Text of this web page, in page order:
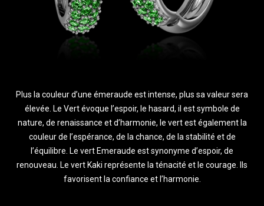
Plus la couleur d’une émeraude est intense, plus sa valeur sera
élevée. Le Vert évoque l’espoir, le hasard, il est symbole de
nature, de renaissance et d’harmonie, le vert est également la
couleur de l’espérance, de la chance, de la stabilité et de
l’équilibre. Le vert Emeraude est synonyme d’espoir, de
renouveau. Le vert Kaki représente la ténacité et le courage. Ils
favorisent la confiance et l’harmonie.